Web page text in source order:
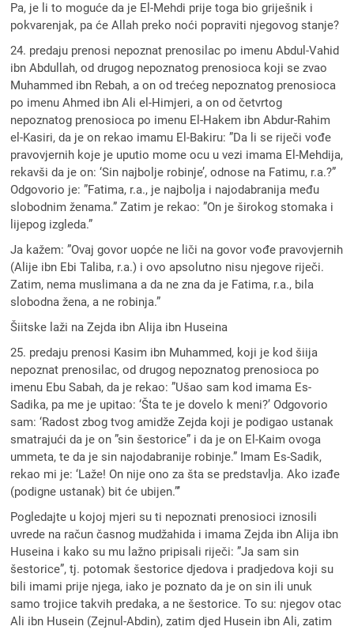
Pa, je li to moguće da je El-Mehdi prije toga bio griješnik i
pokvarenjak, pa će Allah preko noći popraviti njegovog stanje?
24. predaju prenosi nepoznat prenosilac po imenu Abdul-Vahid
ibn Abdullah, od drugog nepoznatog prenosioca koji se zvao
Muhammed ibn Rebah, a on od trećeg nepoznatog prenosioca
po imenu Ahmed ibn Ali el-Himjeri, a on od četvrtog
nepoznatog prenosioca po imenu El-Hakem ibn Abdur-Rahim
el-Kasiri, da je on rekao imamu El-Bakiru: ”Da li se riječi vođe
pravovjernih koje je uputio mome ocu u vezi imama El-Mehdija,
rekavši da je on: ‘Sin najbolje robinje’, odnose na Fatimu, r.a.?”
Odgovorio je: ”Fatima, r.a., je najbolja i najodabranija među
slobodnim ženama.” Zatim je rekao: ”On je širokog stomaka i
lijepog izgleda.”
Ja kažem: ”Ovaj govor uopće ne liči na govor vođe pravovjernih
(Alije ibn Ebi Taliba, r.a.) i ovo apsolutno nisu njegove riječi.
Zatim, nema muslimana a da ne zna da je Fatima, r.a., bila
slobodna žena, a ne robinja.”
Šiitske laži na Zejda ibn Alija ibn Huseina
25. predaju prenosi Kasim ibn Muhammed, koji je kod šiija
nepoznat prenosilac, od drugog nepoznatog prenosioca po
imenu Ebu Sabah, da je rekao: ”Ušao sam kod imama Es-
Sadika, pa me je upitao: ‘Šta te je dovelo k meni?’ Odgovorio
sam: ‘Radost zbog tvog amidže Zejda koji je podigao ustanak
smatrajući da je on ”sin šestorice” i da je on El-Kaim ovoga
ummeta, te da je sin najodabranije robinje.” Imam Es-Sadik,
rekao mi je: ‘Laže! On nije ono za šta se predstavlja. Ako izađe
(podigne ustanak) bit će ubijen.”’
Pogledajte u kojoj mjeri su ti nepoznati prenosioci iznosili
uvrede na račun časnog mudžahida i imama Zejda ibn Alija ibn
Huseina i kako su mu lažno pripisali riječi: ”Ja sam sin
šestorice”, tj. potomak šestorice djedova i pradjedova koji su
bili imami prije njega, iako je poznato da je on sin ili unuk
samo trojice takvih predaka, a ne šestorice. To su: njegov otac
Ali ibn Husein (Zejnul-Abdin), zatim djed Husein ibn Ali, zatim